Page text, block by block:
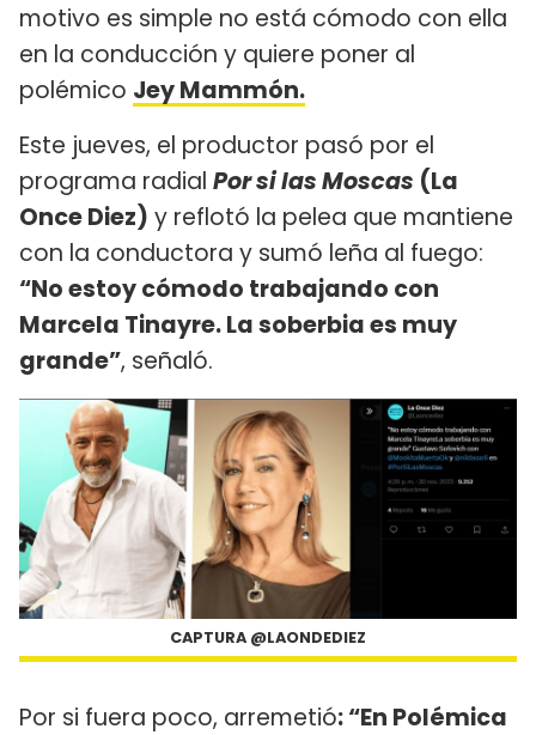
motivo es simple no está cómodo con ella
en la conducción y quiere poner al
polémico Jey Mammón.
Este jueves, el productor pasó por el
programa radial Por si las Moscas (La
Once Diez) y reflotó la pelea que mantiene
con la conductora y sumó leña al fuego:
“No estoy cómodo trabajando con
Marcela Tinayre. La soberbia es muy
grande”, señaló.
CAPTURA @LAONDEDIEZ
Por si fuera poco, arremetió: “En Polémica